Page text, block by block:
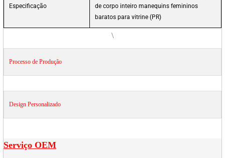
Especificação
de corpo inteiro manequins femininos
baratos para vitrine (PR)
\
Processo de Produção
Design Personalizado
Serviço OEM